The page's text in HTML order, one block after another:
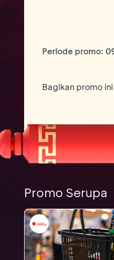
Periode promo:
Bagikan promo ini
Promo Serupa